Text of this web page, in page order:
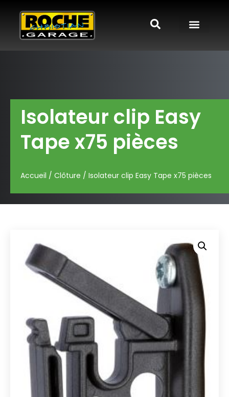
Isolateur clip Easy
Tape x75 pièces
Accueil / Clôture / Isolateur clip Easy Tape x75 pièces